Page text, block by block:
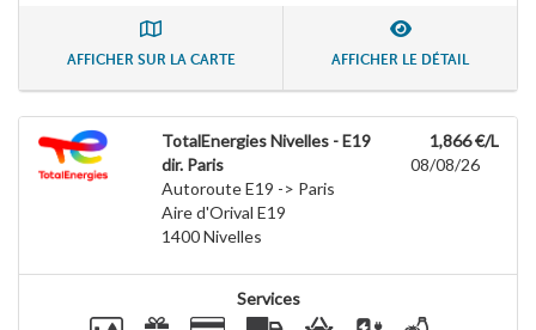
AFFICHER SUR LA CARTE AFFICHER LE DÉTAIL
TotalEnergies Nivelles - E19
dir. Paris
Autoroute E19 -> Paris
Aire d'Orival E19
1400Nivelles
1,866 €/L
08/08/26
Services